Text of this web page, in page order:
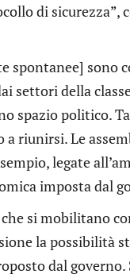
di
spontanee] sono
settori della
spazio politico.
riunirsi. Le
legate
imposta dal
si mobilitano
la possibilità
dal